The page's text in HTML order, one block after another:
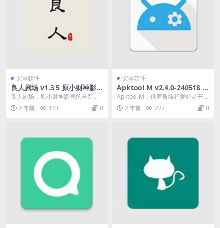
安卓软件
良人剧场 v1.3.5 原小财神影视
的全新升级版本去广告纯净版
良人剧场，原小财神影视的全新升
级版本，拥有更多丰富的影音内容
和更快捷的搜索速度，...
2 年前 153 0
安卓软件
Apktool M v2.4.0-240518 完
全免费的APK反编译工具，安
卓反汇编神器
Apktool M，俄罗斯编程爱好者开发
的一款完全免费的APK反编译工
具，用于逆...
2 年前 227 0